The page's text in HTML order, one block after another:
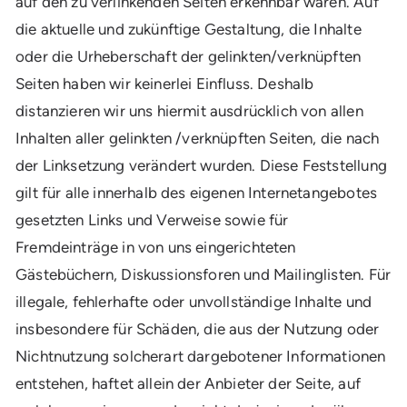
die aktuelle und zukünftige Gestaltung, die Inhalte
oder die Urheberschaft der gelinkten/verknüpften
Seiten haben wir keinerlei Einfluss. Deshalb
distanzieren wir uns hiermit ausdrücklich von allen
Inhalten aller gelinkten /verknüpften Seiten, die nach
der Linksetzung verändert wurden. Diese Feststellung
gilt für alle innerhalb des eigenen Internetangebotes
gesetzten Links und Verweise sowie für
Fremdeinträge in von uns eingerichteten
Gästebüchern, Diskussionsforen und Mailinglisten. Für
illegale, fehlerhafte oder unvollständige Inhalte und
insbesondere für Schäden, die aus der Nutzung oder
Nichtnutzung solcherart dargebotener Informationen
entstehen, haftet allein der Anbieter der Seite, auf